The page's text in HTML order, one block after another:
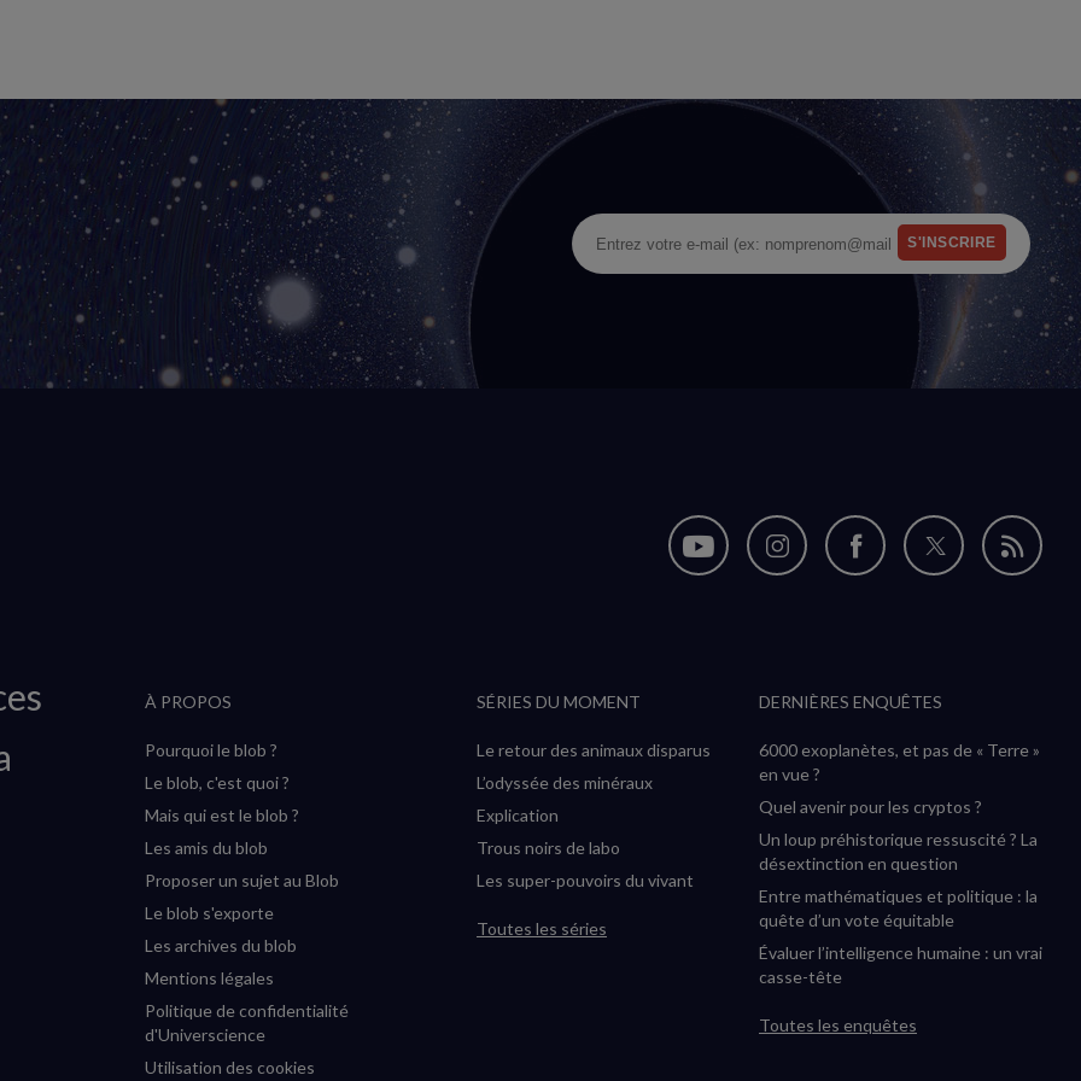
Nous
(nouvelle
fenêtre)
Nous
(nouvelle
fenêtre)
Nous
(nouvelle
fenêtre)
Nous
(nouvelle
fenêtre)
Flux
À PROPOS
Pourquoi le blob ?
Le blob, c'est quoi ?
Mais qui est le blob ?
Les amis du blob
Proposer un sujet au Blob
Le blob s'exporte
Les archives du blob
Mentions légales
Politique de confidentialité
d'Universcience
Utilisation des cookies
SÉRIES DU MOMENT
Le retour des animaux disparus
L’odyssée des minéraux
Explication
Trous noirs de labo
Les super-pouvoirs du vivant
Toutes les séries
DERNIÈRES ENQUÊTES
6000 exoplanètes, et pas de « Terre »
en vue ?
Quel avenir pour les cryptos ?
Un loup préhistorique ressuscité ? La
désextinction en question
Entre mathématiques et politique : la
quête d’un vote équitable
Évaluer l’intelligence humaine : un vrai
casse-tête
Toutes les enquêtes